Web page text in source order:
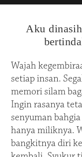
Aku
Wajah
setiap insan.
memori silam
Ingin rasanya
senyuman
hanya miliknya.
bangkitnya diri